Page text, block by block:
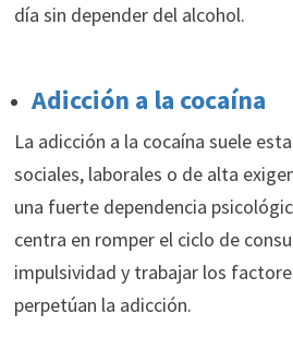
día sin depender del alcohol.
Adicción a la cocaína
La adicción a la cocaína suele
sociales, laborales o de alta
una fuerte dependencia
centra en romper el ciclo de
impulsividad y trabajar los
perpetúan la adicción.